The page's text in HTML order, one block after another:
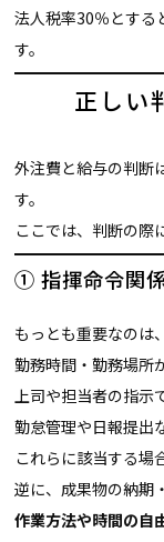
法人税率30％とする
す。
正しい
外注費と給与の判断
す。
ここでは、判断の際
① 指揮命令関
もっとも重要なのは
勤務時間・勤務場所
上司や担当者の指示
勤怠管理や日報提出
これらに該当する場
逆に、成果物の納期
作業方法や時間の自